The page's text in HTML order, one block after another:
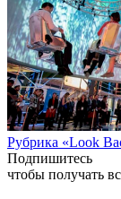
Рубрика «Look
Подпишитесь
чтобы получать